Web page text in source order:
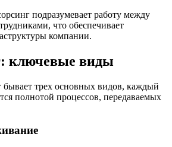
подразумевает работу между
что обеспечивает
компании.
ключевые виды
бывает трех основных видов, каждый
полнотой процессов, передаваемых